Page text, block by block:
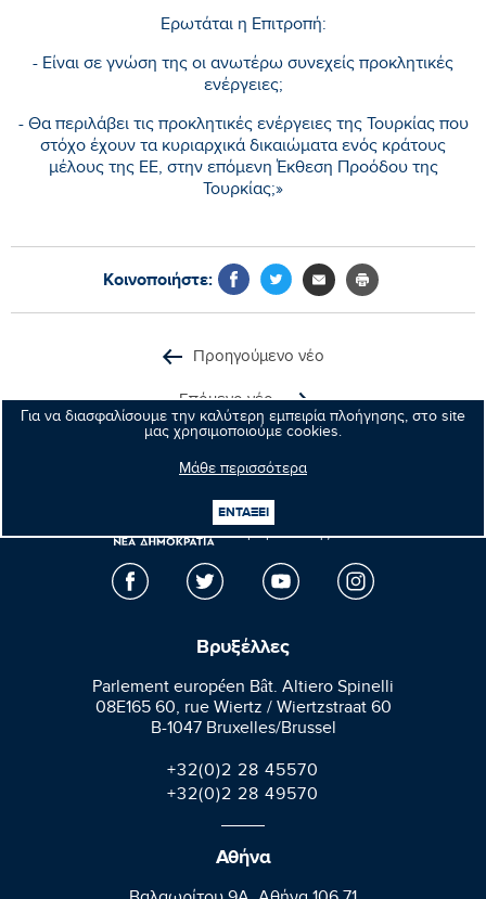
Για να διασφαλίσουμε την καλύτερη εμπειρία πλοήγησης, στο site
μας χρησιμοποιούμε cookies.
Μάθε περισσότερα
ΕΝΤΑΞΕΙ
Ερωτάται η Επιτροπή:
- Είναι σε γνώση της οι ανωτέρω συνεχείς προκλητικές
ενέργειες;
- Θα περιλάβει τις προκλητικές ενέργειες της Τουρκίας που
στόχο έχουν τα κυριαρχικά δικαιώματα ενός κράτους
μέλους της ΕΕ, στην επόμενη Έκθεση Προόδου της
Τουρκίας;»
Κοινοποιήστε:
Προηγούμενο νέο
Επόμενο νέο
Μανώλης
Κεφαλογιάννης
Ευρωβουλευτής
Βρυξέλλες
Parlement européen Bât. Altiero Spinelli
08E165 60, rue Wiertz / Wiertzstraat 60
B-1047 Bruxelles/Brussel
+32(0)2 28 45570
+32(0)2 28 49570
Αθήνα